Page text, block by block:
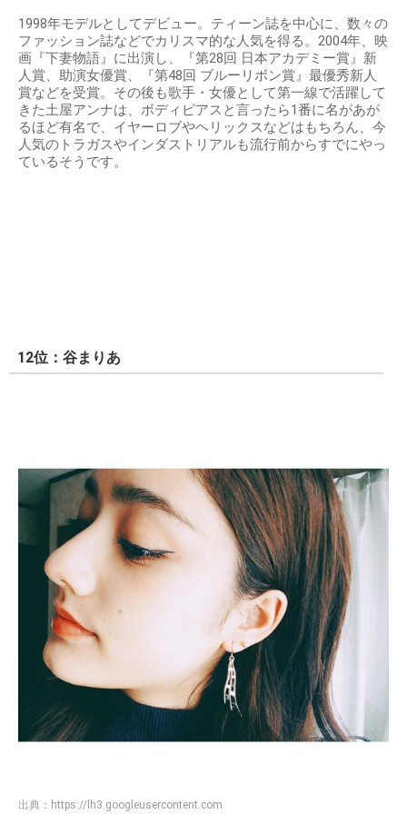
1998年モデルとしてデビュー。ティーン誌を中心に、数々の
ファッション誌などでカリスマ的な人気を得る。2004年、映
画『下妻物語』に出演し、『第28回 日本アカデミー賞』新
人賞、助演女優賞、『第48回 ブルーリボン賞』最優秀新人
賞などを受賞。その後も歌手・女優として第一線で活躍して
きた土屋アンナは、ボディピアスと言ったら1番に名があが
るほど有名で、イヤーロブやヘリックスなどはもちろん、今
人気のトラガスやインダストリアルも流行前からすでにやっ
ているそうです。
12位：谷まりあ
出典： https://lh3.googleusercontent.com